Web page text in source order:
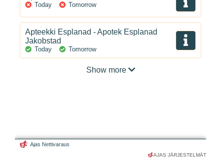
AJAS JÄRJESTELMÄT